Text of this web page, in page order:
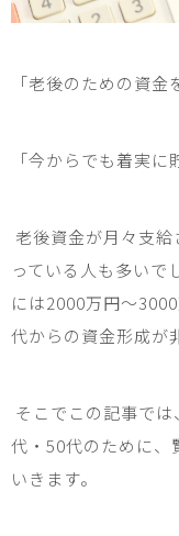
「老後のための資金
「今からでも着実に
老後資金が月々支
っている人も多いで
には2000万円〜3000
代からの資金形成が
そこでこの記事で
代・ 50代のために、
いきます。